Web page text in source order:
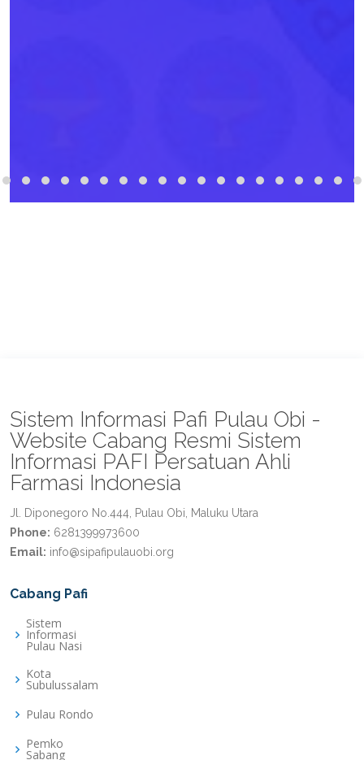
Sistem Informasi Pafi Pulau Obi -
Website Cabang Resmi Sistem
Informasi PAFI Persatuan Ahli
Farmasi Indonesia
Jl. Diponegoro No.444, Pulau Obi, Maluku Utara
Phone: 6281399973600
Email: info@sipafipulauobi.org
Cabang Pafi
Sistem
Informasi
Pulau Nasi
Kota
Subulussalam
Pulau Rondo
Pemko
Sabang